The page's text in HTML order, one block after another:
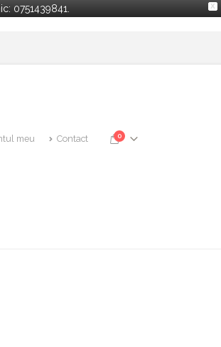
X
0751439841.
meu Contact 0